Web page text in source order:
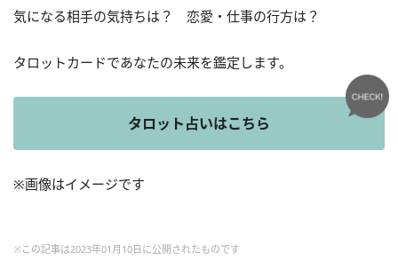
気になる相手の気持ちは？ 恋愛・仕事の行方は？
タロットカードであなたの未来を鑑定します。
タロット占いはこちら
※画像はイメージです
※この記事は2023年01月10日に公開されたものです